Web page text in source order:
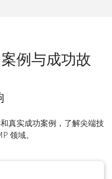
例与成功故
真实成功案例，了解尖端技
领域。